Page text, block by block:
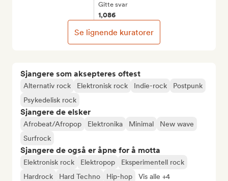
Sjangere som aksepteres oftest
Alternativ rock Elektronisk rock Indie-rock
Postpunk
Psykedelisk rock
Sjangere de elsker
Afrobeat/Afropop Elektronika Minimal
New wave
Surfrock
Sjangere de også er åpne for å motta
Elektronisk rock Elektropop
Eksperimentell rock
Hardrock
Hard Techno Hip-hop Vis alle +4
Gitte svar
1,086
Se lignende kuratorer